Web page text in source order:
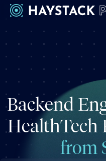
Werkgevers
Engineering &
Executive search
Marketing
Operations & HR
Backend
HealthTech
from